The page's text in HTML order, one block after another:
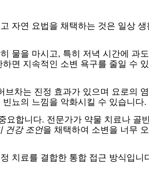
자연 요법을 채택하는 것은 일상
물을 마시고, 특히 저녁 시간에 과
면 지속적인 소변 욕구를 줄일 수
차는 진정 효과가 있으며 요로의
뇨의 느낌을 악화시킬 수 있습니다.
합니다. 전문가가 약물 치료나 골
건강 조언을 채택하여 소변을 너무
치료를 결합한 통합 접근 방식입니